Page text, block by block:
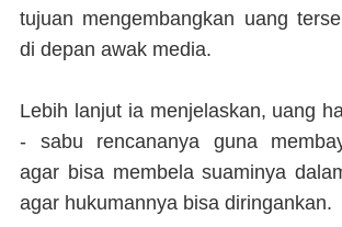
tujuan mengembangkan uang
di depan awak media.
Lebih lanjut ia menjelaskan, uang
- sabu rencananya guna
agar bisa membela suaminya
agar hukumannya bisa diringankan.